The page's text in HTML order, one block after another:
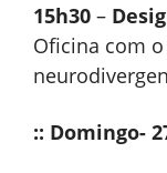
15h30 –
Oficina com
:: Domingo-